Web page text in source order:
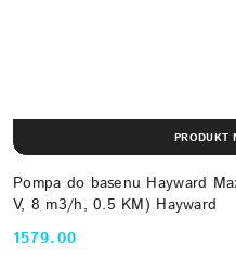
Pompa do basenu Hayward
V, 8 m3/h, 0.5 KM) Hayward
Cena:
1579.00
PRODUKT